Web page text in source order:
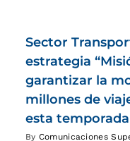
Sector
estrategia
garantizar la
millones de
esta
By Comunicaciones